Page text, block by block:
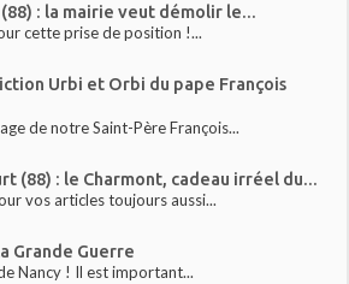
(88) : la mairie veut démolir le...
cette prise de position !...
Urbi et Orbi du pape François
de notre Saint-Père François...
(88) : le Charmont, cadeau irréel du...
vos articles toujours aussi...
Grande Guerre
Nancy ! Il est important...